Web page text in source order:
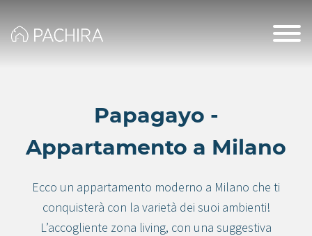
Papagayo -
Appartamento a Milano
Ecco un appartamento moderno a Milano che ti
conquisterà con la varietà dei suoi ambienti!
L’accogliente zona living, con una suggestiva